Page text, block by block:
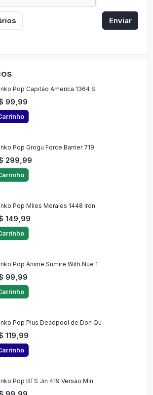
Enviar
Pop Capitão America 1364 S
99,99
Pop Grogu Force Barrier 719
299,99
Pop Miles Morales 1448 Iron
149,99
Pop Anime Sumire With Nue 1
99,99
Pop Plus Deadpool de Don Qu
119,99
Pop BTS Jin 419 Versão Min